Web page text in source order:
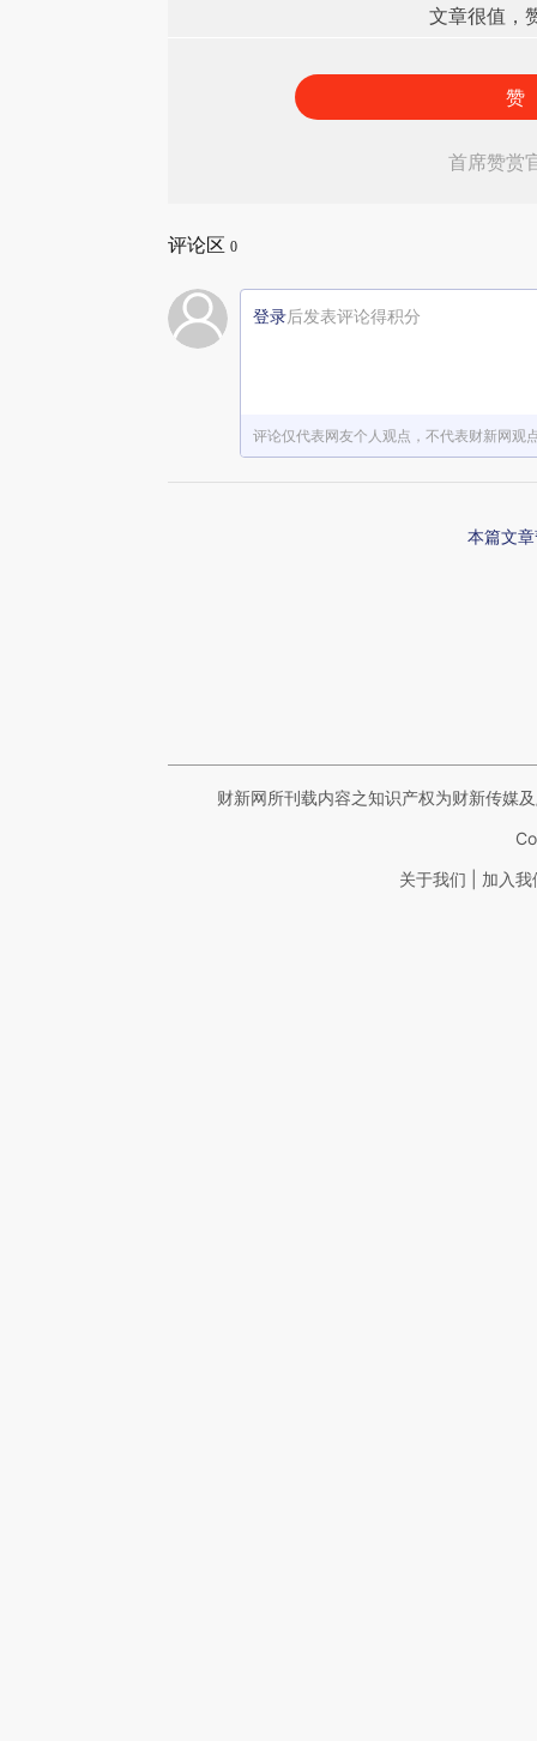
文章很值，
赞
首席赞赏
评论区 0
登录后发表评论得积分
评论仅代表网友个人观点，不代表财新网观
本篇文
财新网所刊载内容之知识产权为财新传媒
关于我们 加入我